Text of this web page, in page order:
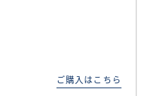
ご購入はこちら